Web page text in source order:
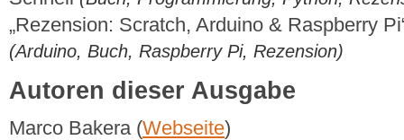
„Rezension: Scratch, Arduino & Raspberry
(Arduino, Buch, Raspberry Pi, Rezension)
Autoren dieser Ausgabe
Marco Bakera (Webseite)